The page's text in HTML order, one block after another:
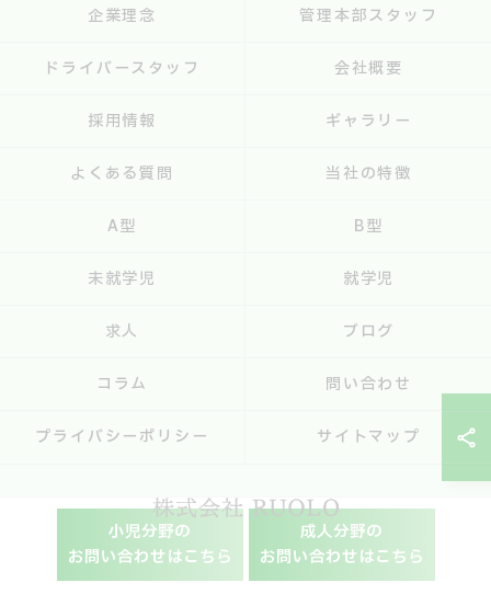
小児分野の
お問い合わせはこちら
成人分野の
お問い合わせはこちら
企業理念 管理本部スタッフ
ドライバースタッフ 会社概要
採用情報 ギャラリー
よくある質問 当社の特徴
A型 B型
未就学児 就学児
求人 ブログ
コラム 問い合わせ
プライバシーポリシー サイトマップ